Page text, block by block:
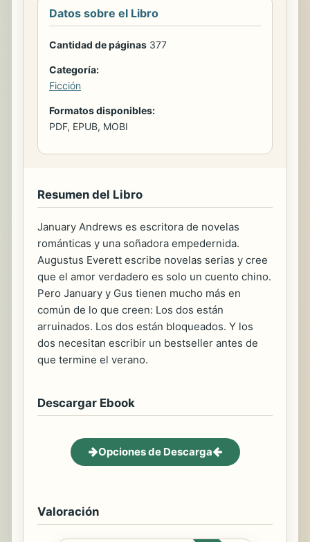
Datos sobre el Libro
Cantidad de páginas 377
Categoría:
Ficción
Formatos disponibles:
PDF, EPUB, MOBI
Resumen del Libro
January Andrews es escritora de novelas
románticas y una soñadora empedernida.
Augustus Everett escribe novelas serias y cree
que el amor verdadero es solo un cuento chino.
Pero January y Gus tienen mucho más en
común de lo que creen: Los dos están
arruinados. Los dos están bloqueados. Y los
dos necesitan escribir un bestseller antes de
que termine el verano.
Descargar Ebook
Opciones de Descarga
Valoración